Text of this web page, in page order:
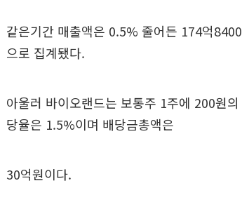
같은기간 매출액은 0.5% 줄어든 174억
으로 집계됐다.
아울러 바이오랜드는 보통주 1주에 200원
당율은 1.5%이며 배당금총액은
30억원이다.